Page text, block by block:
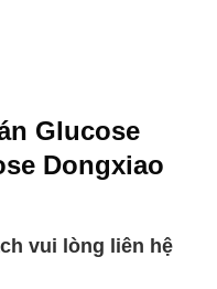
Glucose
Dongxiao
vui lòng liên hệ